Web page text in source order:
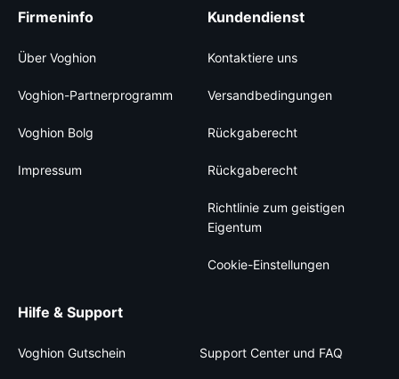
Firmeninfo
Über Voghion
Voghion-Partnerprogramm
Voghion Bolg
Impressum
Kundendienst
Kontaktiere uns
Versandbedingungen
Rückgaberecht
Rückgaberecht
Richtlinie zum geistigen
Eigentum
Cookie-Einstellungen
Hilfe & Support
Voghion Gutschein Support Center und FAQ